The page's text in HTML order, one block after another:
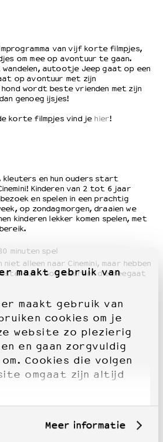
maakt gebruik van
maakt gebruik van
cookies om je
website zo plezierig
en gaan zorgvuldig
Cookies die volgen
omgaat zijn altijd
Meer informatie
– VNPF
van vijf korte filmpjes,
om mee op avontuur te gaan.
autootje Jeep gaat op een
op avontuur met zijn
wordt beste vrienden met zijn
genoeg ijsjes!
korte filmpjes vind je hier!
kleuters en hun ouders start
Kinderen van 2 tot 6 jaar
en spelen in een prachtig
op zondagmorgen, draaien we
kinderen lekker komen spelen, met
minuten spel
alleen naar Cinemini, maar hebben
dus voor iedereen die meegaat